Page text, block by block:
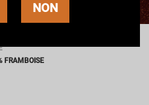
FRAMBOISE
NON